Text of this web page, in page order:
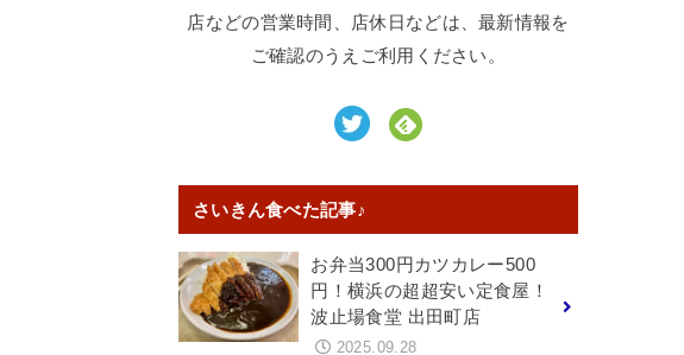
店などの営業時間、店休日などは、最新情報を
ご確認のうえご利用ください。
さいきん食べた記事♪
お弁当300円カツカレー500
円！横浜の超超安い定食屋！
波止場食堂 出田町店
2025.09.28